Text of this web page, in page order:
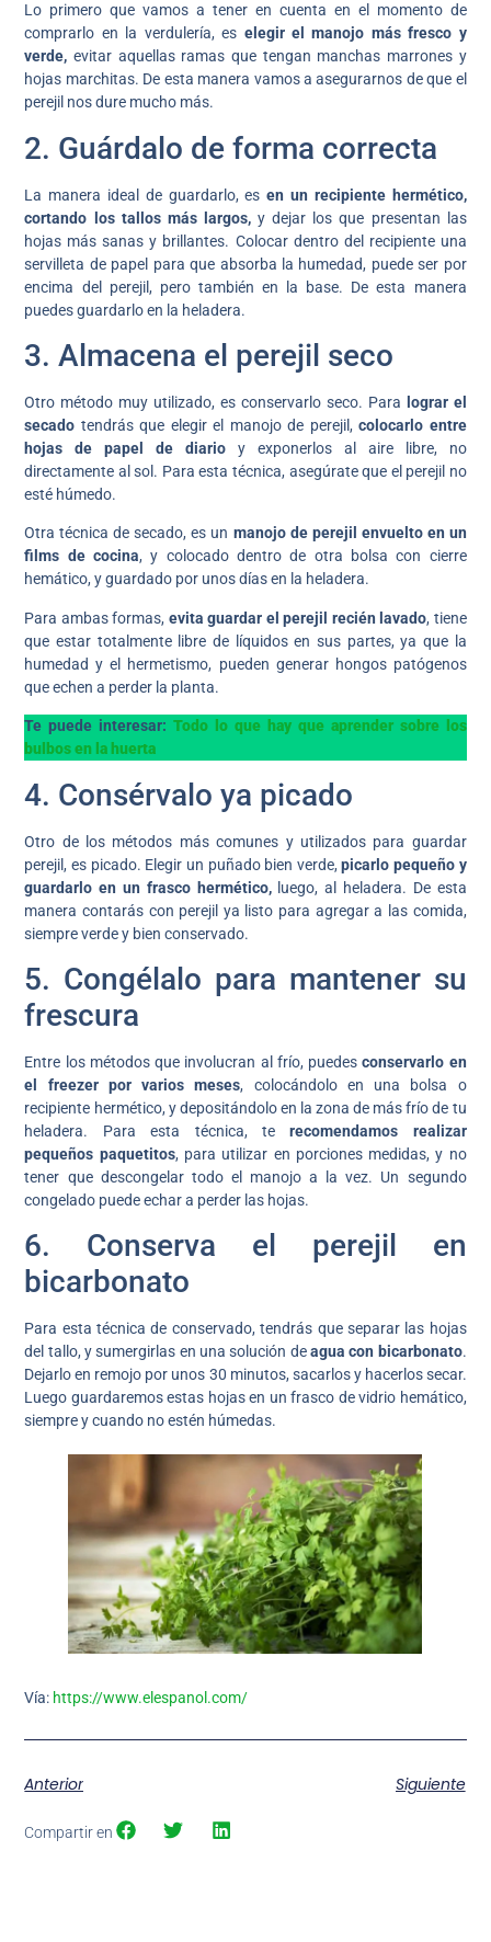
Lo primero que vamos a tener en cuenta en el momento de
comprarlo en la verdulería, es elegir el manojo más fresco y
verde, evitar aquellas ramas que tengan manchas marrones y
hojas marchitas. De esta manera vamos a asegurarnos de que el
perejil nos dure mucho más.
2. Guárdalo de forma correcta
La manera ideal de guardarlo, esen un recipiente hermético,
cortando los tallos más largos,y dejar los que presentan las
hojas más sanas y brillantes. Colocar dentro del recipiente una
servilleta de papel para que absorba la humedad, puede ser por
encima del perejil, pero también en la base. De esta manera
puedes guardarlo en la heladera.
3. Almacena el perejil seco
Otro método muy utilizado, es conservarlo seco. Para lograr el
secado tendrás que elegir el manojo de perejil,colocarlo entre
hojas de papel de diario y exponerlos al aire libre, no
directamente al sol. Para esta técnica, asegúrate que el perejil no
esté húmedo.
Otra técnica de secado, es un manojo de perejil envuelto en un
films de cocina, y colocado dentro de otra bolsa con cierre
hemático, y guardado por unos días en la heladera.
Para ambas formas, evita guardar el perejil recién lavado, tiene
que estar totalmente libre de líquidos en sus partes, ya que la
humedad y el hermetismo, pueden generar hongos patógenos
que echen a perder la planta.
Te puede interesar:Todo lo que hay que aprender sobre los
bulbos en la huerta
4. Consérvalo ya picado
Otro de los métodos más comunes y utilizados para guardar
perejil, es picado. Elegir un puñado bien verde,picarlo pequeño y
guardarlo en un frasco hermético, luego, al heladera. De esta
manera contarás con perejil ya listo para agregar a las comida,
siempre verde y bien conservado.
5. Congélalo para mantener su
frescura
Entre los métodos que involucran al frío, puedesconservarlo en
el freezer por varios meses, colocándolo en una bolsa o
recipiente hermético, y depositándolo en la zona de más frío de tu
heladera. Para esta técnica, terecomendamos realizar
pequeños paquetitos, para utilizar en porciones medidas, y no
tener que descongelar todo el manojo a la vez. Un segundo
congelado puede echar a perder las hojas.
6. Conserva el perejil en
bicarbonato
Para esta técnica de conservado, tendrás que separar las hojas
del tallo, y sumergirlas en una solución deagua con bicarbonato.
Dejarlo en remojo por unos 30 minutos, sacarlos y hacerlos secar.
Luego guardaremos estas hojas en un frasco de vidrio hemático,
siempre y cuando no estén húmedas.
Vía: https://www.elespanol.com/
Anterior Siguiente
Compartir en